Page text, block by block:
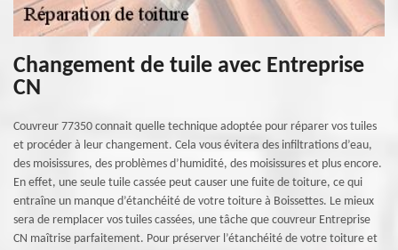
Changement de tuile avec Entreprise
CN
Couvreur 77350 connait quelle technique adoptée pour réparer vos tuiles
et procéder à leur changement. Cela vous évitera des infiltrations d’eau,
des moisissures, des problèmes d’humidité, des moisissures et plus encore.
En effet, une seule tuile cassée peut causer une fuite de toiture, ce qui
entraîne un manque d’étanchéité de votre toiture à Boissettes. Le mieux
sera de remplacer vos tuiles cassées, une tâche que couvreur Entreprise
CN maîtrise parfaitement. Pour préserver l’étanchéité de votre toiture et